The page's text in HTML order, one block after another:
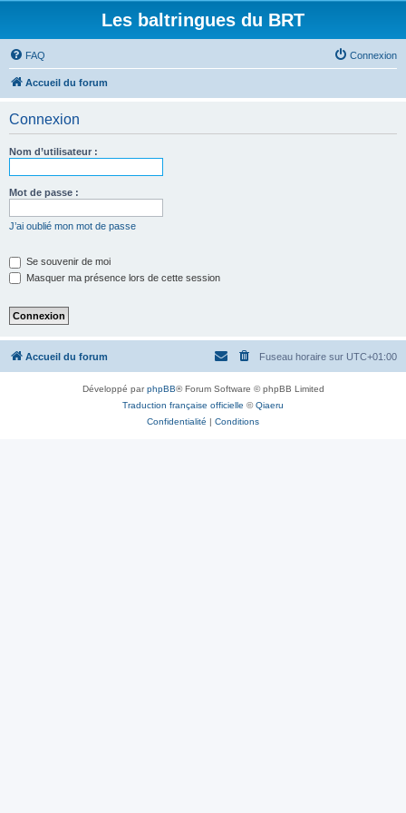
Les baltringues du BRT
FAQ Connexion
Accueil du forum
Connexion
Nom d’utilisateur :
Mot de passe :
J’ai oublié mon mot de passe
Se souvenir de moi
Masquer ma présence lors de cette session
Accueil du forum Fuseau horaire sur UTC+01:00
Développé parphpBB® Forum Software © phpBB Limited
Traduction française officielle ©Qiaeru
Confidentialité | Conditions